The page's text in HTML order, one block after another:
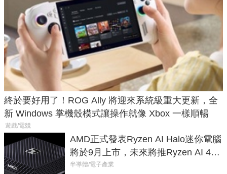
終於要好用了！ROG Ally 將迎來系統級重大更新，全
新 Windows 掌機殼模式讓操作就像 Xbox 一樣順暢
遊戲/電競
AMD正式發表Ryzen AI Halo迷你電腦
將於9月上市，未來將推Ryzen AI 400
Max系列處理器與對應升級版
半導體/電子產業